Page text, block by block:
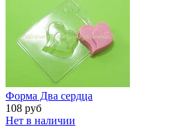
Форма Два сердца
108 руб
Нет в наличии